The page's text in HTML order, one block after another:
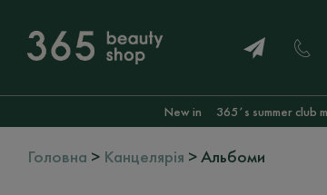
New in 365ʼs summer club
Головна > Канцелярія > Альбоми